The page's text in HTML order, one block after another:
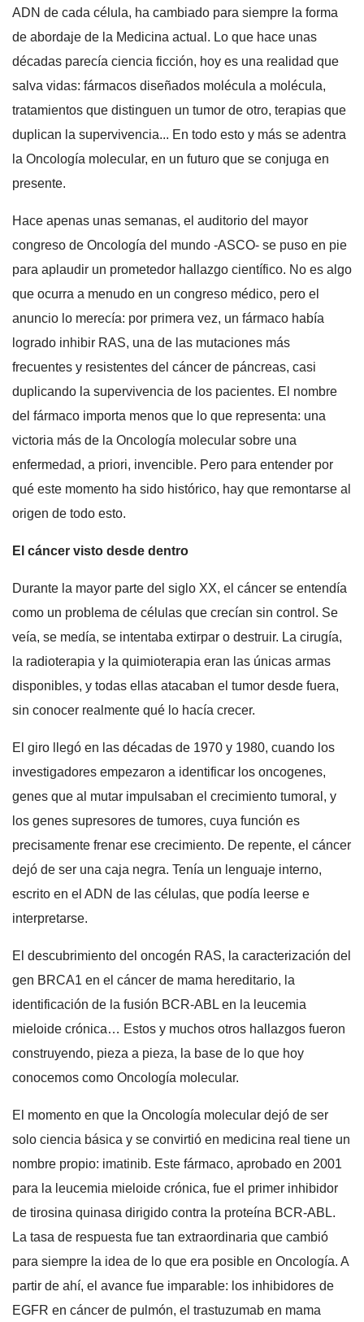
ADN de cada célula, ha cambiado para siempre la forma
de abordaje de la Medicina actual. Lo que hace unas
décadas parecía ciencia ficción, hoy es una realidad que
salva vidas: fármacos diseñados molécula a molécula,
tratamientos que distinguen un tumor de otro, terapias que
duplican la supervivencia... En todo esto y más se adentra
la Oncología molecular, en un futuro que se conjuga en
presente.
Hace apenas unas semanas, el auditorio del mayor
congreso de Oncología del mundo -ASCO- se puso en pie
para aplaudir un prometedor hallazgo científico. No es algo
que ocurra a menudo en un congreso médico, pero el
anuncio lo merecía: por primera vez, un fármaco había
logrado inhibir RAS, una de las mutaciones más
frecuentes y resistentes del cáncer de páncreas, casi
duplicando la supervivencia de los pacientes. El nombre
del fármaco importa menos que lo que representa: una
victoria más de la Oncología molecular sobre una
enfermedad, a priori, invencible. Pero para entender por
qué este momento ha sido histórico, hay que remontarse al
origen de todo esto.
El cáncer visto desde dentro
Durante la mayor parte del siglo XX, el cáncer se entendía
como un problema de células que crecían sin control. Se
veía, se medía, se intentaba extirpar o destruir. La cirugía,
la radioterapia y la quimioterapia eran las únicas armas
disponibles, y todas ellas atacaban el tumor desde fuera,
sin conocer realmente qué lo hacía crecer.
El giro llegó en las décadas de 1970 y 1980, cuando los
investigadores empezaron a identificar los oncogenes,
genes que al mutar impulsaban el crecimiento tumoral, y
los genes supresores de tumores, cuya función es
precisamente frenar ese crecimiento. De repente, el cáncer
dejó de ser una caja negra. Tenía un lenguaje interno,
escrito en el ADN de las células, que podía leerse e
interpretarse.
El descubrimiento del oncogén RAS, la caracterización del
gen BRCA1 en el cáncer de mama hereditario, la
identificación de la fusión BCR-ABL en la leucemia
mieloide crónica… Estos y muchos otros hallazgos fueron
construyendo, pieza a pieza, la base de lo que hoy
conocemos como Oncología molecular.
El momento en que la Oncología molecular dejó de ser
solo ciencia básica y se convirtió en medicina real tiene un
nombre propio: imatinib. Este fármaco, aprobado en 2001
para la leucemia mieloide crónica, fue el primer inhibidor
de tirosina quinasa dirigido contra la proteína BCR-ABL.
La tasa de respuesta fue tan extraordinaria que cambió
para siempre la idea de lo que era posible en Oncología. A
partir de ahí, el avance fue imparable: los inhibidores de
EGFR en cáncer de pulmón, el trastuzumab en mama